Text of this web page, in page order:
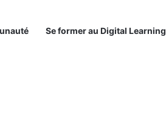
Se former au Digital Learning